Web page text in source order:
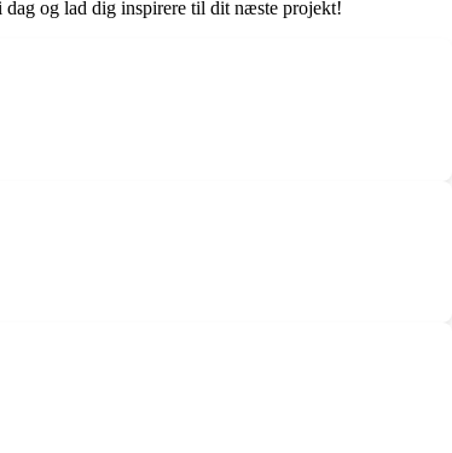
og lad dig inspirere til dit næste projekt!